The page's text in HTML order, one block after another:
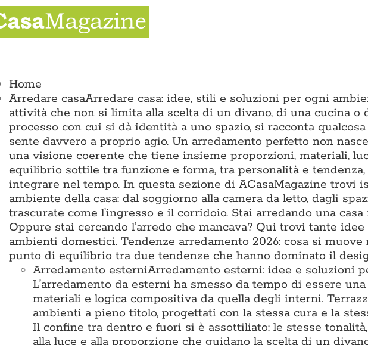
Salta
al
contenuto
Home
Arredare casaArredare casa: idee, stili e soluzioni per ogni
attività che non si limita alla scelta di un divano, di una cucina o
processo con cui si dà identità a uno spazio, si racconta
sente davvero a proprio agio. Un arredamento perfetto non
una visione coerente che tiene insieme proporzioni, materiali,
equilibrio sottile tra funzione e forma, tra personalità e
integrare nel tempo. In questa sezione di ACasaMagazine trovi
ambiente della casa: dal soggiorno alla camera da letto, dagli
trascurate come l’ingresso e il corridoio. Stai arredando una
Oppure stai cercando l’arredo che mancava? Qui trovi tante
ambienti domestici. Tendenze arredamento 2026: cosa si
punto di equilibrio tra due tendenze che hanno dominato il
Arredamento esterniArredamento esterni: idee e soluzioni
L’arredamento da esterni ha smesso da tempo di essere
materiali e logica compositiva da quella degli interni.
ambienti a pieno titolo, progettati con la stessa cura e la
Il confine tra dentro e fuori si è assottiliato: le stesse
alla luce e alla proporzione che guidano la scelta di un